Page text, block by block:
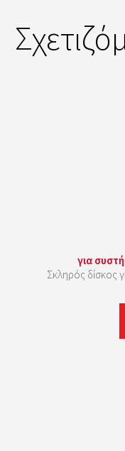
για
Σκληρός δίσκος